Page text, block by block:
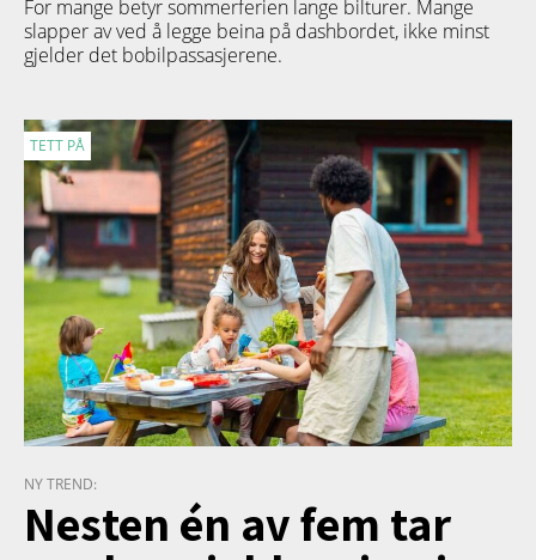
For mange betyr sommerferien lange bilturer. Mange
slapper av ved å legge beina på dashbordet, ikke minst
gjelder det bobilpassasjerene.
TETT PÅ
NY TREND:
Nesten én av fem tar